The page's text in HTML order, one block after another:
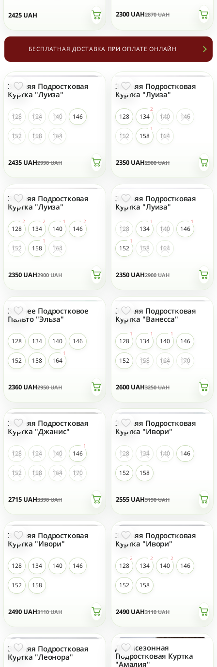
2425 UAH 2300 UAH2870UAH
БЕСПЛАТНАЯ ДОСТАВКА ПРИ ОПЛАТЕ ОНЛАЙН
- 19 %
ТОП ПРОДАЖ
2435 UAH2990UAH
Зимняя Подростковая
Куртка "Луиза"
128 134 140 146
152 158 164
- 19 %
2350 UAH2900UAH
Зимняя Подростковая
Куртка "Луиза"
128 134 140 146
152 158 164
- 19 %
2350 UAH2900UAH
Зимняя Подростковая
Куртка "Луиза"
128 134 140 146
152 158 164
- 19 %
2350 UAH2900UAH
Зимняя Подростковая
Куртка "Луиза"
128 134 140 146
152 158 164
- 20 %
ТОП ПРОДАЖ
2360 UAH2950UAH
Зимнее Подростковое
Пальто "Эльза"
128 134 140 146
152 158 164
- 20 %
2600 UAH3250UAH
Зимняя Подростковая
Куртка "Ванесса"
128 134 140 146
152 158 164 170
- 20 %
ТОП ПРОДАЖ
2715 UAH3390UAH
Зимняя Подростковая
Куртка "Джанис"
128 134 140 146
152 158 164 170
- 20 %
2555 UAH3190UAH
Зимняя Подростковая
Куртка "Ивори"
128 134 140 146
152 158
- 20 %
2490 UAH3110UAH
Зимняя Подростковая
Куртка "Ивори"
128 134 140 146
152 158
- 20 %
ТОП ПРОДАЖ
2490 UAH3110UAH
Зимняя Подростковая
Куртка "Ивори"
128 134 140 146
152 158
- 19 %
Зимняя Подростковая
Куртка "Леонора"
Демисезонная
Подростковая Куртка
"Амалия"